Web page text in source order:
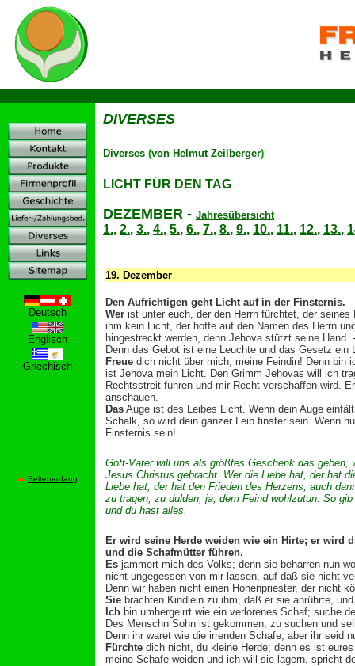
Deutsch
Englisch
Griechisch
Seitenanfang
DIVERSES
Diverses (von Helmut Zeilberger)
LICHT FÜR DEN TAG
DEZEMBER - Jahresübersicht
1., 2., 3., 4., 5., 6., 7., 8., 9., 10., 11., 12., 13.,
19. Dezember
Den Aufrichtigen geht Licht auf in der Finsternis.
Wer ist unter euch, der den Herrn fürchtet, der
ihm kein Licht, der hoffe auf den Namen des Herrn
hingestreckt werden, denn Jehova stützt seine Hand. -
Denn das Gebot ist eine Leuchte und das Gesetz ein
Freue dich nicht über mich, meine Feindin! Denn bin
ist Jehova mein Licht. Den Grimm Jehovas will ich
Rechtsstreit führen und mir Recht verschaffen wird.
anschauen.
Das Auge ist des Leibes Licht. Wenn dein Auge
Schalk, so wird dein ganzer Leib finster sein. Wenn
Finsternis sein!
Gott-Vater will uns als größtes Geschenk das
Jesus Christus gebracht. Wer die Liebe hat, der hat
Liebe hat, der hat den Frieden des Herzens, auch
zu tragen, zu dulden, ja, dem Feind wohlzutun. So
und du hast alles.
Er wird seine Herde weiden wie ein Hirte; er wird
und die Schafmütter führen.
Es jammert mich des Volks; denn sie beharren nun
nicht ungegessen von mir lassen, auf daß sie nicht
Denn wir haben nicht einen Hohenpriester, der nicht
Sie brachten Kindlein zu ihm, daß er sie anrührte,
Ich bin umhergeirrt wie ein verlorenes Schaf; suche
Des Menschn Sohn ist gekommen, zu suchen und
Denn ihr waret wie die irrenden Schafe; aber ihr seid
Fürchte dich nicht, du kleine Herde; denn es ist
meine Schafe weiden und ich will sie lagern, spricht